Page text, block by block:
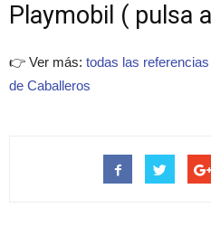
Playmobil ( pulsa
👉 Ver más: todas las
de Caballeros